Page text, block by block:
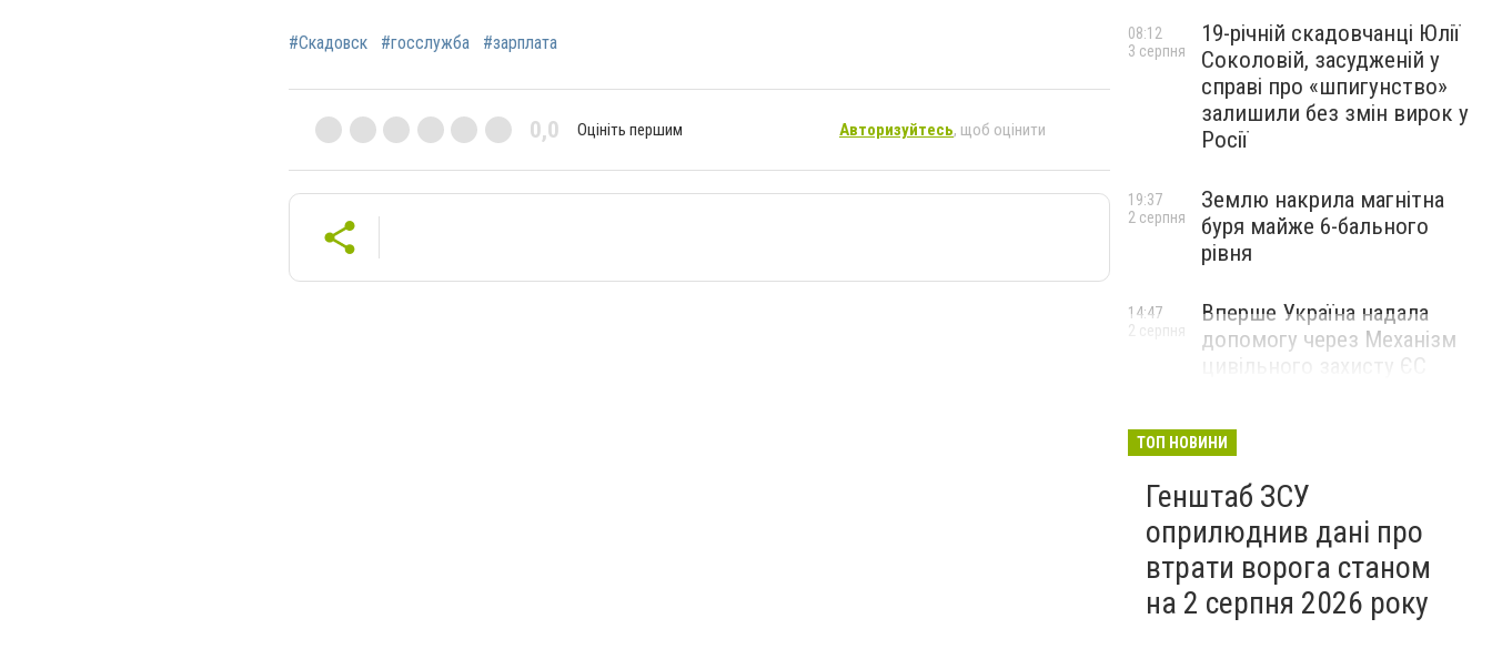
#Скадовск #госслужба #зарплата
0,0 Оцініть першим Авторизуйтесь, щоб оцінити
19-річній скадовчанці Юлії
Соколовій, засудженій у
справі про «шпигунство»
залишили без змін вирок у
Росії
08:12
3 серпня
Землю накрила магнітна
буря майже 6-бального
рівня
19:37
2 серпня
Вперше Україна надала
допомогу через Механізм
цивільного захисту ЄС
14:47
2 серпня
ТОП НОВИНИ
Генштаб ЗСУ
оприлюднив дані про
втрати ворога станом
на 2 серпня 2026 року